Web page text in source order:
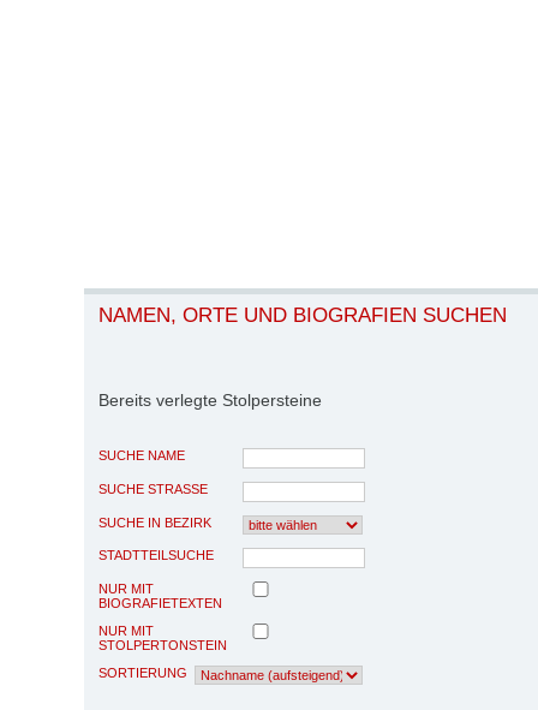
NAMEN, ORTE UND BIOGRAFIEN SUCHEN
Bereits verlegte Stolpersteine
SUCHE NAME
SUCHE STRASSE
SUCHE IN BEZIRK
STADTTEILSUCHE
NUR MIT
BIOGRAFIETEXTEN
NUR MIT
STOLPERTONSTEIN
SORTIERUNG